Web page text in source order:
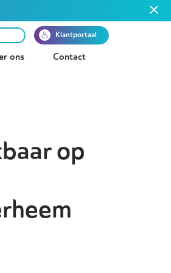
Klantportaal
ons Contact
op